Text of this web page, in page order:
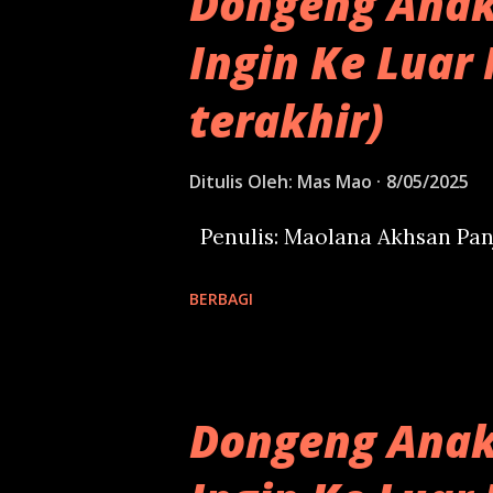
online maksimal 4 jam. Tapi
daftar dengan isi form di
sedikit bagaimana ini bisa
puluhan tahun terakhir,
disukai untuk menemukan
Google. ...
Ingin Ke Luar
terakhir)
Ditulis Oleh: Mas Mao 8/05/2025
Penulis: Maolana Akhsan
BERBAGI
Dongeng